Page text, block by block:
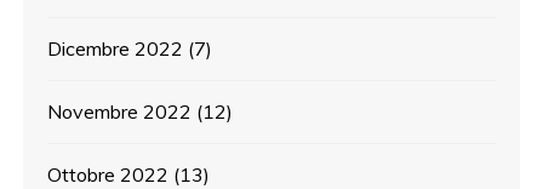
Dicembre 2022 (7)
Novembre 2022 (12)
Ottobre 2022 (13)